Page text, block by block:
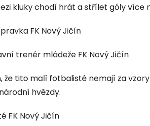
kluky chodí hrát a střílet góly více
FK Nový Jičín
trenér mládeže FK Nový Jičín
že tito malí fotbalisté nemají za
hvězdy.
FK Nový Jičín